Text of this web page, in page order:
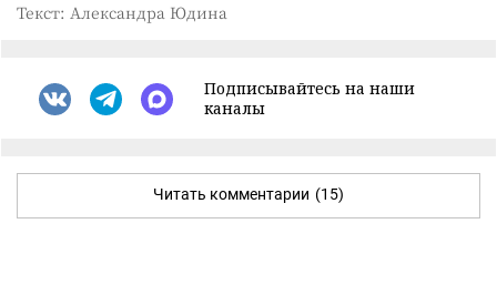
Текст: Александра Юдина
Подписывайтесь на наши
каналы
Читать комментарии (15)